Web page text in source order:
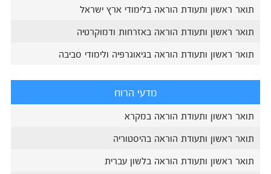
תואר ראשון ותעודת הוראה בלימודי ארץ ישראל
תואר ראשון ותעודת הוראה באזרחות ודמוקרטיה
תואר ראשון ותעודת הוראה בגיאוגרפיה ולימודי סביבה
מדעי הרוח
תואר ראשון ותעודת הוראה במקרא
תואר ראשון ותעודת הוראה בהיסטוריה
תואר ראשון ותעודת הוראה בלשון עברית